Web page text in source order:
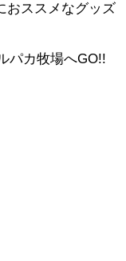
おススメなグッズ
パカ牧場へGO!!